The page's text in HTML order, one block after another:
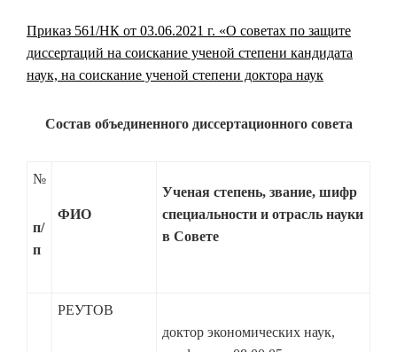
Приказ 561/НК от 03.06.2021 г. «О советах по защите
диссертаций на соискание ученой степени кандидата
наук, на соискание ученой степени доктора наук
Cостав объединенного диссертационного совета
№
п/
п
ФИО
Ученая степень, звание, шифр
специальности и отрасль науки
в Совете
РЕУТОВ
доктор экономических наук,